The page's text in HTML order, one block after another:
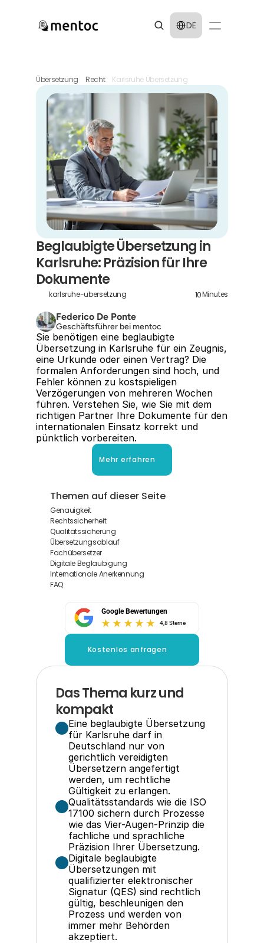
Select Language
DE
Übersetzung Recht Karlsruhe Übersetzung
Beglaubigte Übersetzung in
Karlsruhe: Präzision für Ihre
Dokumente
karlsruhe-ubersetzung 10Minutes
Federico De Ponte
Geschäftsführer bei mentoc
Sie benötigen eine beglaubigte
Übersetzung in Karlsruhe für ein Zeugnis,
eine Urkunde oder einen Vertrag? Die
formalen Anforderungen sind hoch, und
Fehler können zu kostspieligen
Verzögerungen von mehreren Wochen
führen. Verstehen Sie, wie Sie mit dem
richtigen Partner Ihre Dokumente für den
internationalen Einsatz korrekt und
pünktlich vorbereiten.
Mehr erfahren
Themen auf dieser Seite
Genauigkeit
Rechtssicherheit
Qualitätssicherung
Übersetzungsablauf
Fachübersetzer
Digitale Beglaubigung
Internationale Anerkennung
FAQ
Google Bewertungen
4,8 Sterne
Kostenlos anfragen
Das Thema kurz und
kompakt
Eine beglaubigte Übersetzung
für Karlsruhe darf in
Deutschland nur von
gerichtlich vereidigten
Übersetzern angefertigt
werden, um rechtliche
Gültigkeit zu erlangen.
Qualitätsstandards wie die ISO
17100 sichern durch Prozesse
wie das Vier-Augen-Prinzip die
fachliche und sprachliche
Präzision Ihrer Übersetzung.
Digitale beglaubigte
Übersetzungen mit
qualifizierter elektronischer
Signatur (QES) sind rechtlich
gültig, beschleunigen den
Prozess und werden von
immer mehr Behörden
akzeptiert.